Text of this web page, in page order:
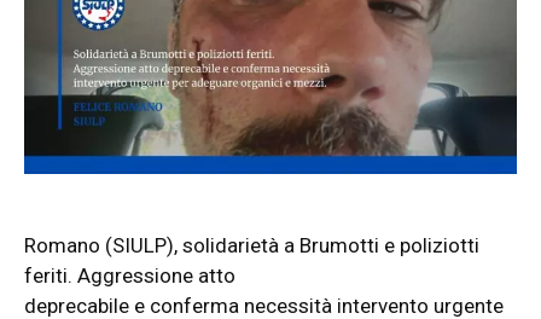
Romano (SIULP), solidarietà a Brumotti e poliziotti
feriti. Aggressione atto
deprecabile e conferma necessità intervento urgente